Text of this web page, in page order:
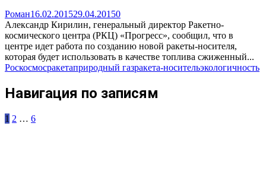
Роман16.02.201529.04.20150
Александр Кирилин, генеральный директор Ракетно-
космического центра (РКЦ) «Прогресс», сообщил, что в
центре идет работа по созданию новой ракеты-носителя,
которая будет использовать в качестве топлива сжиженный...
Роскосмосракетаприродный газракета-носительэкологичность
Навигация по записям
1 2 … 6